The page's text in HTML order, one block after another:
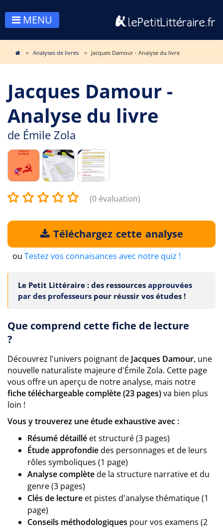
MENU
Analyses de livres Jacques Damour - Analyse du livre
Jacques Damour -
Analyse du livre
de Émile Zola
(0 évaluation)
Téléchargez cette analyse
ou Testez vos connaisances avec notre quiz !
Le Petit Littéraire : des ressources approuvées
par des professeurs pour réussir vos études !
Que comprend cette fiche de lecture
?
Découvrez l'univers poignant de Jacques Damour, une
nouvelle naturaliste majeure d'Émile Zola. Cette page
vous offre un aperçu de notre analyse, mais notre
fiche téléchargeable complète (23 pages)va bien plus
loin !
Vous y trouverez une étude exhaustive avec :
Résumé détaillé et structuré (3 pages)
Étude approfondiedes personnages et de leurs
rôles symboliques (1 page)
Analyse complètede la structure narrative et du
genre (3 pages)
Clés de lecture et pistes d'analyse thématique (1
page)
Conseils méthodologiques pour vos examens (2